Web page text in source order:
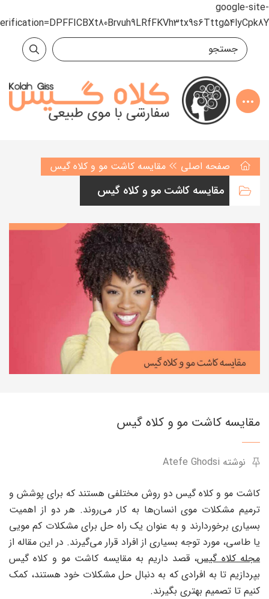
google-site-
صفحه اصلی مقایسه کاشت مو و کلاه گیس
مقایسه کاشت مو و کلاه گیس
مقایسه کاشت مو و کلاه گیس
نوشته Atefe Ghodsi
کاشت مو و کلاه گیس دو روش مختلفی هستند که برای پوشش و
ترمیم مشکلات موی انسان‌ها به کار می‌روند. هر دو از اهمیت
بسیاری برخوردارند و به عنوان یک راه حل برای مشکلات کم مویی
یا طاسی، مورد توجه بسیاری از افراد قرار می‌گیرند. در این مقاله از
مجله کلاه گیس، قصد داریم به مقایسه کاشت مو و کلاه گیس
بپردازیم تا به افرادی که به دنبال حل مشکلات خود هستند، کمک
کنیم تا تصمیم بهتری بگیرند.